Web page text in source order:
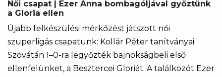
Női csapat | Ezer Anna bombagóljával győztünk
a Gloria ellen
Újabb felkészülési mérkőzést játszott női
szuperligás csapatunk: Kollár Péter tanítványai
Szovátán 1–0-ra legyőzték bajnokságbeli első
ellenfelünket, a Besztercei Gloriát. A találkozót Ezer